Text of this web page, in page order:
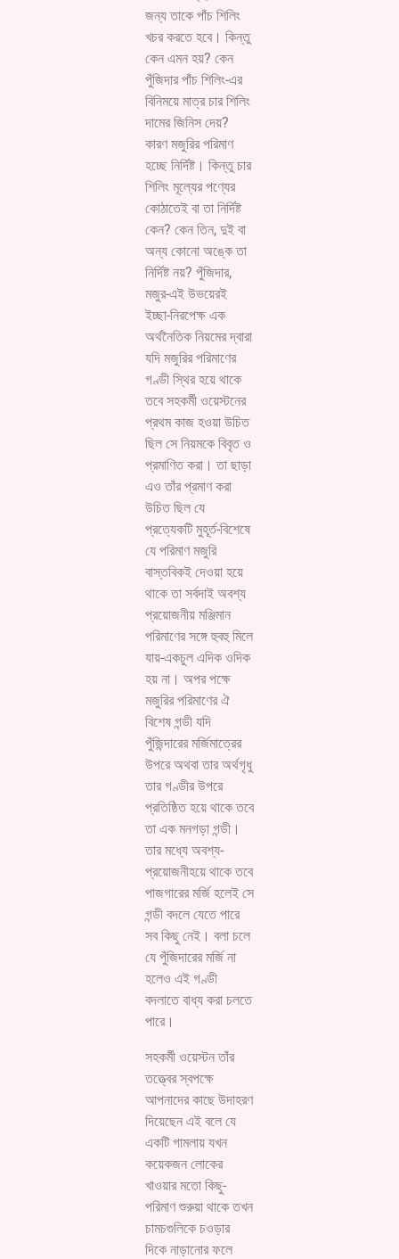
জন্য তাকে পাঁচ শিলিং
খচর করতে হবে। কিন্তু
কেন এমন হয়? কেন
পুঁজিদার পাঁচ শিলিং-এর
বিনিময়ে মাত্র চার শিলিং
দামের জিনিস দেয়?
কারণ মজুরির পরিমাণ
হচ্ছে নির্দিষ্ট। কিন্তু চার
শিলিং মূল্যের পণ্যের
কোঠাতেই বা তা নির্দিষ্ট
কেন? কেন তিন, দুই বা
অন্য কোনো অঙ্কে তা
নির্দিষ্ট নয়? পুঁজিদার,
মজুর-এই উভয়েরই
ইচ্ছা-নিরপেক্ষ এক
অর্থনৈতিক নিয়মের দ্বারা
যদি মজুরির পরিমাণের
গণ্ডী স্থির হয়ে থাকে
তবে সহকর্মী ওয়েস্টনের
প্রথম কাজ হওয়া উচিত
ছিল সে নিয়মকে বিবৃত ও
প্রমাণিত করা। তা ছাড়া
এও তাঁর প্রমাণ করা
উচিত ছিল যে
প্রত্যেকটি মুহূর্ত-বিশেষে
যে পরিমাণ মজুরি
বাস্তবিকই দেওয়া হয়ে
থাকে তা সর্বদাই অবশ্য
প্রয়োজনীয় মঞ্জিমান
পরিমাণের সঙ্গে হুবহু মিলে
যায়-একচুল এদিক ওদিক
হয় না। অপর পক্ষে
মজুরির পরিমাণের ঐ
বিশেষ গন্ডী যদি
পুঁজিন্দারের মর্জিমাত্রের
উপরে অথবা তার অর্থগৃধু
তার গণ্ডীর উপরে
প্রতিষ্ঠিত হয়ে থাকে তবে
তা এক মনগড়া গন্ডী।
তার মধ্যে অবশ্য-
প্রয়োজনীহয়ে থাকে তবে
পাজগারের মর্জি হলেই সে
গন্ডী বদলে যেতে পারে
সব কিছু নেই। বলা চলে
যে পুঁজিদারের মর্জি না
হলেও এই গণ্ডী
বদলাতে বাধ্য করা চলতে
পারে।
সহকর্মী ওয়েস্টন তাঁর
তত্ত্বের স্বপক্ষে
আপনাদের কাছে উদাহরণ
দিয়েছেন এই বলে যে
একটি গামলায় যখন
কয়েকজন লোকের
খাওয়ার মতো কিছু-
পরিমাণ শুরুয়া থাকে তখন
চামচগুলিকে চওড়ার
দিকে নাড়ানোর ফলে